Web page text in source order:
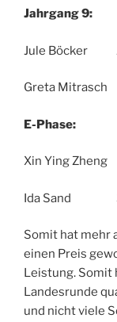
Jahrgang 9:
Jule Böcker
Greta Mitrasch
E-Phase:
Xin Ying
Ida Sand 3.
Somit hat mehr
einen Preis
Leistung. Somit
Landesrunde
und nicht viele